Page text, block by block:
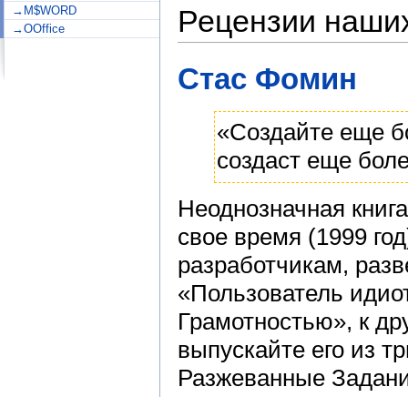
→M$WORD
→OOffice
Рецензии
Стас Фомин
«Создайте еще
создаст еще
Неоднозначная
свое время (1999
разработчикам,
«Пользователь
Грамотностью», к
выпускайте его из
Разжеванные